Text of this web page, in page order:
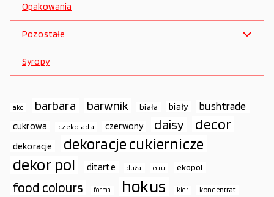
Opakowania
Pozostałe
Syropy
ako barbara barwnik biała biały bushtrade
cukrowa czekolada czerwony daisy decor
dekoracje dekoracje cukiernicze
dekor pol ditarte duża ecru ekopol
food colours forma hokus kier koncentrat